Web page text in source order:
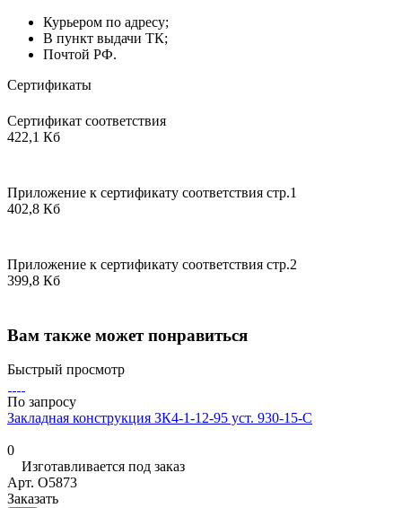
Курьером по адресу;
В пункт выдачи ТК;
Почтой РФ.
Сертификаты
Сертификат соответствия
422,1 Кб
Приложение к сертификату соответствия стр.1
402,8 Кб
Приложение к сертификату соответствия стр.2
399,8 Кб
Вам также может понравиться
Быстрый просмотр
По запросу
Закладная конструкция ЗК4-1-12-95 уст. 930-15-С
0
Изготавливается под заказ
Арт. O5873
Заказать